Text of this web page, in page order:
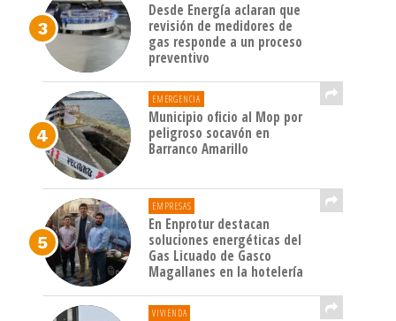
Desde Energía aclaran que
revisión de medidores de
gas responde a un proceso
preventivo
EMERGENCIA
Municipio oficio al Mop por
peligroso socavón en
Barranco Amarillo
EMPRESAS
En Enprotur destacan
soluciones energéticas del
Gas Licuado de Gasco
Magallanes en la hotelería
VIVIENDA